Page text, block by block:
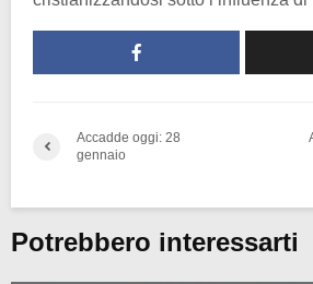
Accadde oggi: 28
gennaio
Potrebbero interessarti